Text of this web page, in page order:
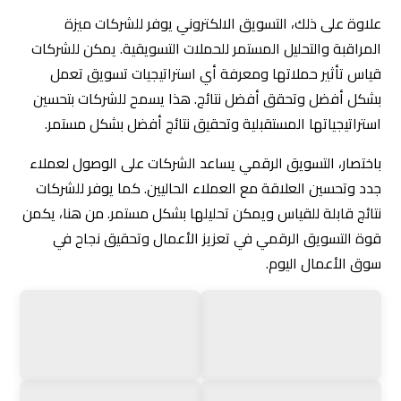
نتائج قابلة للقياس ويمكن تحليلها بشكل مستمر. من هنا، يكمن
قوة التسويق الرقمي في تعزيز الأعمال وتحقيق نجاح في
سوق الأعمال اليوم.